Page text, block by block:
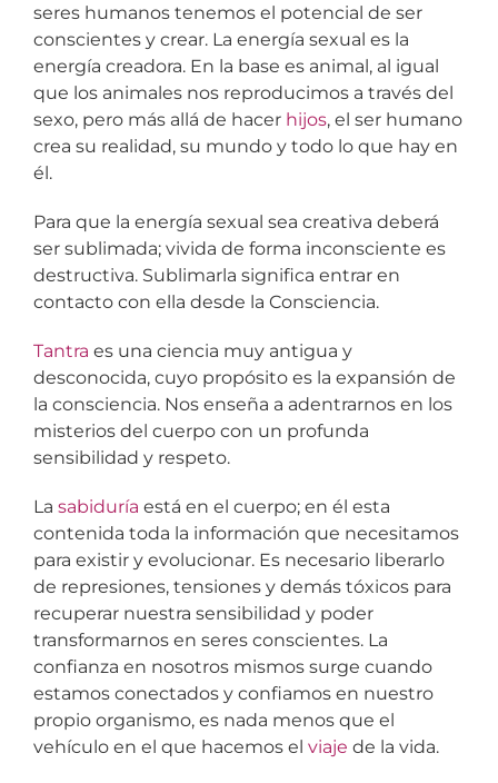
seres humanos tenemos el potencial de ser
conscientes y crear. La energía sexual es la
energía creadora. En la base es animal, al igual
que los animales nos reproducimos a través del
sexo, pero más allá de hacer hijos, el ser humano
crea su realidad, su mundo y todo lo que hay en
él.
Para que la energía sexual sea creativa deberá
ser sublimada; vivida de forma inconsciente es
destructiva. Sublimarla significa entrar en
contacto con ella desde la Consciencia.
Tantra es una ciencia muy antigua y
desconocida, cuyo propósito es la expansión de
la consciencia. Nos enseña a adentrarnos en los
misterios del cuerpo con un profunda
sensibilidad y respeto.
La sabiduría está en el cuerpo; en él esta
contenida toda la información que necesitamos
para existir y evolucionar. Es necesario liberarlo
de represiones, tensiones y demás tóxicos para
recuperar nuestra sensibilidad y poder
transformarnos en seres conscientes. La
confianza en nosotros mismos surge cuando
estamos conectados y confiamos en nuestro
propio organismo, es nada menos que el
vehículo en el que hacemos el viaje de la vida.